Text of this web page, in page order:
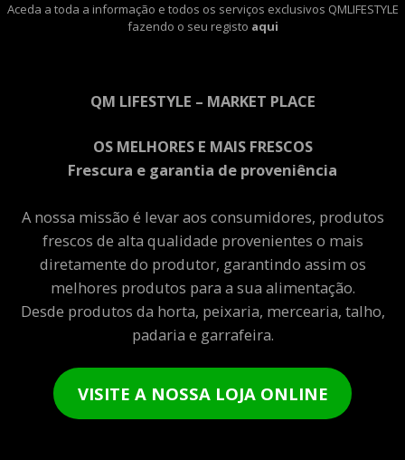
Aceda a toda a informação e todos os serviços exclusivos QMLIFESTYLE
fazendo o seu registo aqui
QM LIFESTYLE – MARKET PLACE
OS MELHORES E MAIS FRESCOS
Frescura e garantia de proveniência
A nossa missão é levar aos consumidores, produtos
frescos de alta qualidade provenientes o mais
diretamente do produtor, garantindo assim os
melhores produtos para a sua alimentação.
Desde produtos da horta, peixaria, mercearia, talho,
padaria e garrafeira.
VISITE A NOSSA LOJA ONLINE